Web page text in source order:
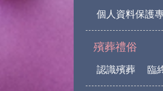
個人資料保護
殯葬禮俗
認識殯葬 臨